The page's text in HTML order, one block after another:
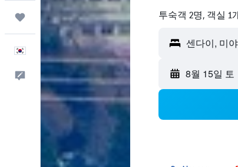
마이트립
한국어
피드백
투숙객 2​명, ​객실 1
센다이, 미
8월 15일 토